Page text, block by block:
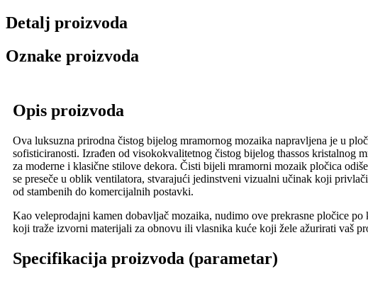
Detalj proizvoda
Oznake proizvoda
Opis proizvoda
Ova luksuzna prirodna čistog bijelog mramornog mozaika napravljena je u
sofisticiranosti. Izrađen od visokokvalitetnog čistog bijelog thassos kristalnog
za moderne i klasične stilove dekora. Čisti bijeli mramorni mozaik pločica
se preseče u oblik ventilatora, stvarajući jedinstveni vizualni učinak koji
od stambenih do komercijalnih postavki.
Kao veleprodajni kamen dobavljač mozaika, nudimo ove prekrasne pločice
koji traže izvorni materijali za obnovu ili vlasnika kuće koji žele ažurirati vaš
Specifikacija proizvoda (parametar)